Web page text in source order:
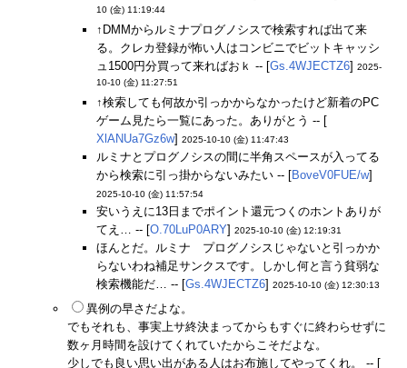
10 (金) 11:19:44
↑DMMからルミナプログノシスで検索すれば出て来
る。クレカ登録が怖い人はコンビニでビットキャッシ
ュ1500円分買って来ればおｋ -- [Gs.4WJECTZ6] 2025-
10-10 (金) 11:27:51
↑検索しても何故か引っかからなかったけど新着のPC
ゲーム見たら一覧にあった。ありがとう -- [
XlANUa7Gz6w] 2025-10-10 (金) 11:47:43
ルミナとプログノシスの間に半角スペースが入ってる
から検索に引っ掛からないみたい -- [BoveV0FUE/w]
2025-10-10 (金) 11:57:54
安いうえに13日までポイント還元つくのホントありが
てえ… -- [O.70LuP0ARY] 2025-10-10 (金) 12:19:31
ほんとだ。ルミナ プログノシスじゃないと引っかか
らないわね補足サンクスです。しかし何と言う貧弱な
検索機能だ… -- [Gs.4WJECTZ6] 2025-10-10 (金) 12:30:13
異例の早さだよな。
でもそれも、事実上サ終決まってからもすぐに終わらせずに
数ヶ月時間を設けてくれていたからこそだよな。
少しでも良い思い出がある人はお布施してやってくれ。 -- [